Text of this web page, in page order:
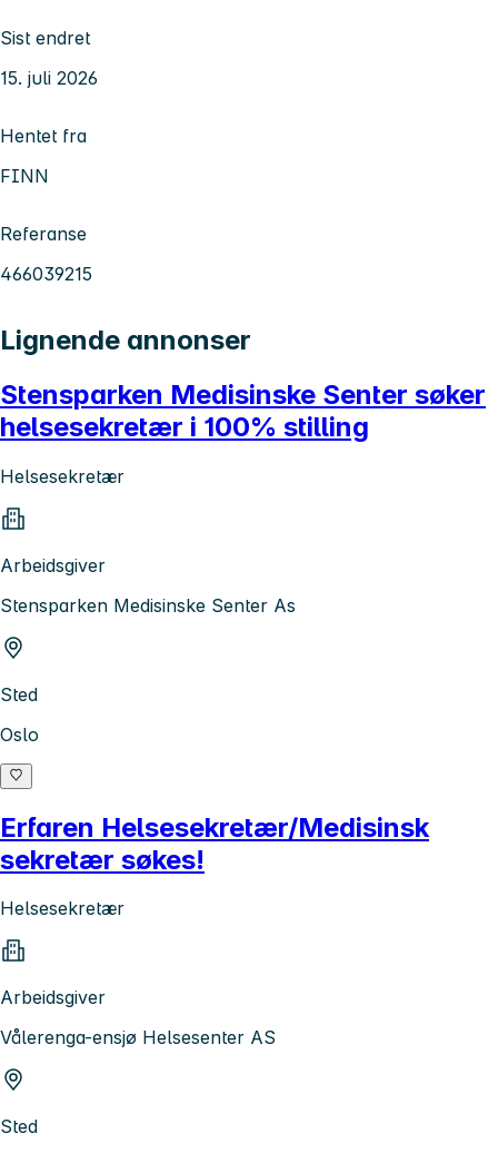
Sist endret
15. juli 2026
Hentet fra
FINN
Referanse
466039215
Lignende annonser
Stensparken Medisinske Senter søker
helsesekretær i 100% stilling
Helsesekretær
Arbeidsgiver
Stensparken Medisinske Senter As
Sted
Oslo
Erfaren Helsesekretær/Medisinsk
sekretær søkes!
Helsesekretær
Arbeidsgiver
Vålerenga-ensjø Helsesenter AS
Sted